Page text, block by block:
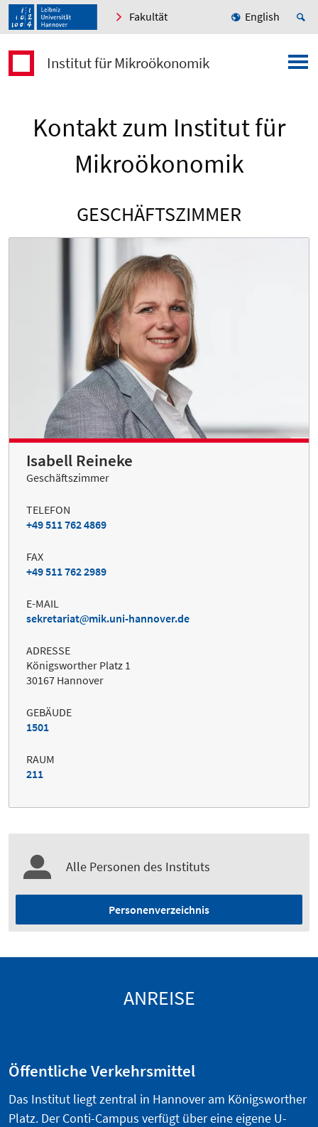
Fakultät English
Institut für Mikroökonomik
Kontakt zum Institut für
Mikroökonomik
GESCHÄFTSZIMMER
Isabell Reineke
Geschäftszimmer
TELEFON
+49 511 762 4869
FAX
+49 511 762 2989
E-MAIL
sekretariat
mik.uni-hannover.de
ADRESSE
Königsworther Platz 1
30167 Hannover
GEBÄUDE
1501
RAUM
211
Alle Personen des Instituts
Personenverzeichnis
ANREISE
Öffentliche Verkehrsmittel
Das Institut liegt zentral in Hannover am Königsworther
Platz. Der Conti-Campus verfügt über eine eigene U-